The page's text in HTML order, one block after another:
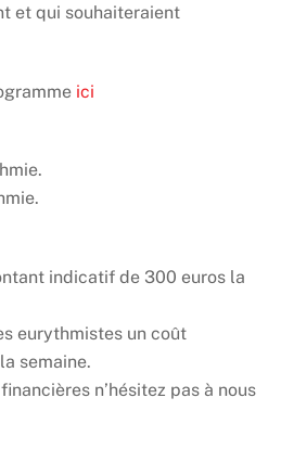
et qui souhaiteraient
ici
indicatif de 300 euros la
eurythmistes un coût
semaine.
n’hésitez pas à nous